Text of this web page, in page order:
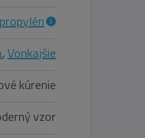
,Vonkajšie
kúrenie
vzor